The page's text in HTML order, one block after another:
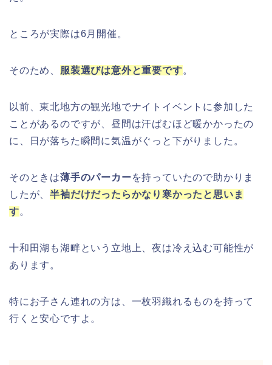
ところが実際は6月開催。
そのため、 服装選びは意外と重要です。
以前、東北地方の観光地でナイトイベントに参加した
ことがあるのですが、昼間は汗ばむほど暖かかったの
に、日が落ちた瞬間に気温がぐっと下がりました。
そのときは薄手のパーカーを持っていたので助かりま
したが、半袖だけだったらかなり寒かったと思いま
す。
十和田湖も湖畔という立地上、夜は冷え込む可能性が
あります。
特にお子さん連れの方は、一枚羽織れるものを持って
行くと安心ですよ。